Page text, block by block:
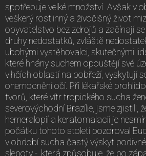
spotřebuje velké množství. Avšak v
veškerý rostlinný a živočišný život
obyvatelstvo bez zdrojů a začínají
druhy nedostatků, zvláště
ubohými vystěhovalci, skutečnými
které hnány suchem opouštějí své
vlhčích oblastí na pobřeží, vyskytují
onemocnění očí. Při lékařské
tvorů, které vítr tropického sucha
severovýchodní Brazílie, jsme zjistili,
hemeralopií a keratomalacií je
počátku tohoto století pozoroval
v období sucha častý výskyt
slepoty -, která způsobuje, že po